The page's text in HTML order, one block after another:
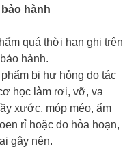
hành
quá thời hạn ghi trên
hành.
bị hư hỏng do tác
học làm rơi, vỡ, va
xước, móp méo, ẩm
rỉ hoặc do hỏa hoạn,
gây nên.